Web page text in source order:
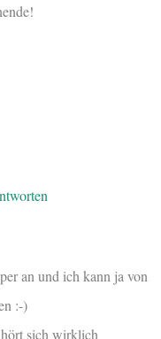
an und ich kann ja von
:-)
sich wirklich